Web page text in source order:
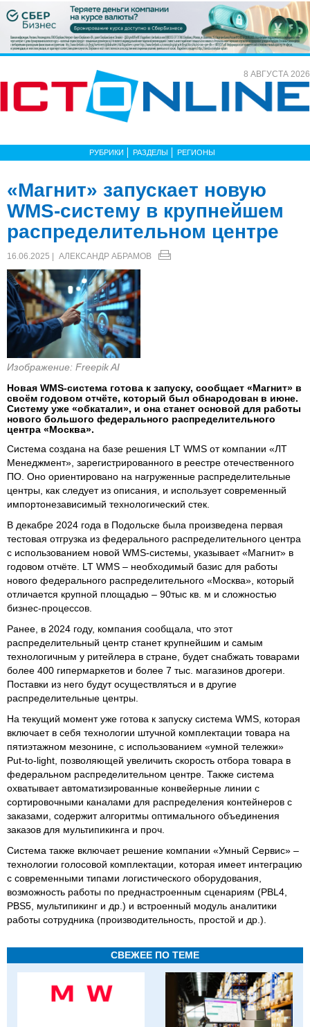
8 АВГУСТА 2026
РУБРИКИ РАЗДЕЛЫ РЕГИОНЫ
«Магнит» запускает новую
WMS-систему в крупнейшем
распределительном центре
16.06.2025 | АЛЕКСАНДР АБРАМОВ
Изображение: Freepik AI
Новая WMS-система готова к запуску, сообщает «Магнит» в
своём годовом отчёте, который был обнародован в июне.
Систему уже «обкатали», и она станет основой для работы
нового большого федерального распределительного
центра «Москва».
Система создана на базе решения LT WMS от компании «ЛТ
Менеджмент», зарегистрированного в реестре отечественного
ПО. Оно ориентировано на нагруженные распределительные
центры, как следует из описания, и использует современный
импортонезависимый технологический стек.
В декабре 2024 года в Подольске была произведена первая
тестовая отгрузка из федерального распределительного центра
с использованием новой WMS-системы, указывает «Магнит» в
годовом отчёте. LT WMS – необходимый базис для работы
нового федерального распределительного «Москва», который
отличается крупной площадью – 90тыс кв. м и сложностью
бизнес-процессов.
Ранее, в 2024 году, компания сообщала, что этот
распределительный центр станет крупнейшим и самым
технологичным у ритейлера в стране, будет снабжать товарами
более 400 гипермаркетов и более 7 тыс. магазинов дрогери.
Поставки из него будут осуществляться и в другие
распределительные центры.
На текущий момент уже готова к запуску система WMS, которая
включает в себя технологии штучной комплектации товара на
пятиэтажном мезонине, с использованием «умной тележки»
Put-to-light, позволяющей увеличить скорость отбора товара в
федеральном распределительном центре. Также система
охватывает автоматизированные конвейерные линии с
сортировочными каналами для распределения контейнеров с
заказами, содержит алгоритмы оптимального объединения
заказов для мультипикинга и проч.
Система также включает решение компании «Умный Сервис» –
технологии голосовой комплектации, которая имеет интеграцию
с современными типами логистического оборудования,
возможность работы по преднастроенным сценариям (PBL4,
PBS5, мультипикинг и др.) и встроенный модуль аналитики
работы сотрудника (производительность, простой и др.).
СВЕЖЕЕ ПО ТЕМЕ